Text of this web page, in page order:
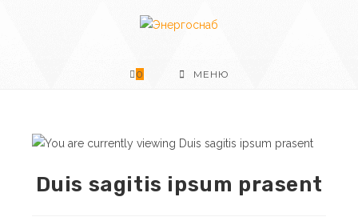
0 МЕНЮ
Duis sagitis ipsum prasent